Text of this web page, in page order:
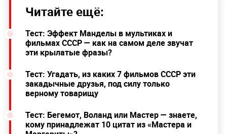
Читайте ещё:
Тест: Эффект Манделы в мультиках и
фильмах СССР — как на самом деле звучат
эти крылатые фразы?
Тест: Угадать, из каких 7 фильмов СССР эти
закадычные друзья, под силу только
верному товарищу
Тест: Бегемот, Воланд или Мастер — знаете,
кому принадлежат 10 цитат из «Мастера и